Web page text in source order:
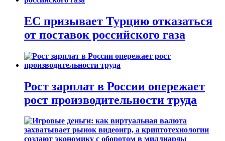
ЕС призывает Турцию отказаться
от поставок российского газа
Рост зарплат в России опережает
рост производительности труда